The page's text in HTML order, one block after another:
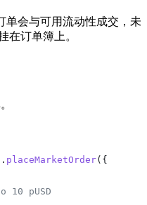
单会与可用流动性成交，未
在订单簿上。
. placeMarketOrder({
10 pUSD